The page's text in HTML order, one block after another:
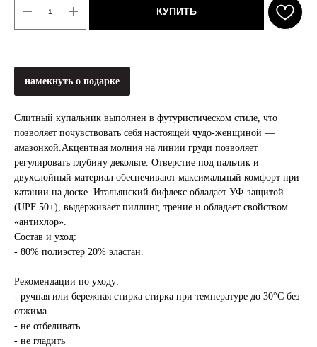
КУПИТЬ
намекнуть о подарке
Слитный купальник выполнен в футуристическом стиле, что
позволяет почувствовать себя настоящей чудо-женщиной —
амазонкой.Акцентная молния на линии груди позволяет
регулировать глубину декольте. Отверстие под пальчик и
двухслойный материал обеспечивают максимальный комфорт при
катании на доске. Итальянский бифлекс обладает УФ-защитой
(UPF 50+), выдерживает пиллинг, трение и обладает свойством
«антихлор».
Состав и уход:
- 80% полиэстер 20% эластан.
Рекомендации по уходу:
- ручная или бережная стирка стирка при температуре до 30°C без
отжима
- не отбеливать
- не гладить